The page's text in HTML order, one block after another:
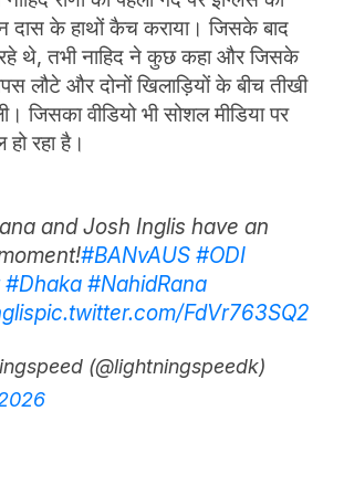
दास के हाथों कैच कराया। जिसके बाद
रहे थे, तभी नाहिद ने कुछ कहा और जिसके
लौटे और दोनों खिलाड़ियों के बीच तीखी
जिसका वीडियो भी सोशल मीडिया पर
हो रहा है।
and Josh Inglis have an
#BANvAUS #ODI
#Dhaka #NahidRana
pic.twitter.com/FdVr763SQ2
(@lightningspeedk)